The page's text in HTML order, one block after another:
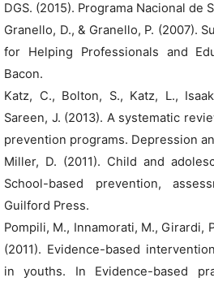
DGS. (2015). Programa Nacional de
Granello, D., & Granello, P. (2007).
for Helping Professionals and
Bacon.
Katz, C., Bolton, S., Katz, L.,
Sareen, J. (2013). A systematic
prevention programs. Depression
Miller, D. (2011). Child and
School-based prevention,
Guilford Press.
Pompili, M., Innamorati, M., Girardi,
(2011). Evidence-based
in youths. In Evidence-based